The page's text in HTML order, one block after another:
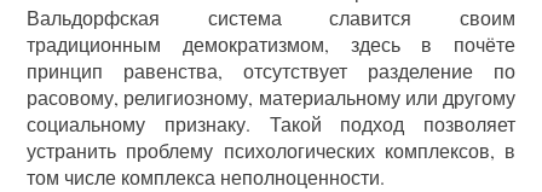
Вальдорфская система славится своим
традиционным демократизмом, здесь в почёте
принцип равенства, отсутствует разделение по
расовому, религиозному, материальному или другому
социальному признаку. Такой подход позволяет
устранить проблему психологических комплексов, в
том числе комплекса неполноценности.